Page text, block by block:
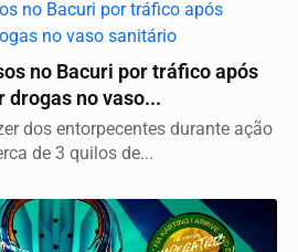
no Bacuri por tráfico após
no vaso...
dos entorpecentes durante ação
de 3 quilos de...